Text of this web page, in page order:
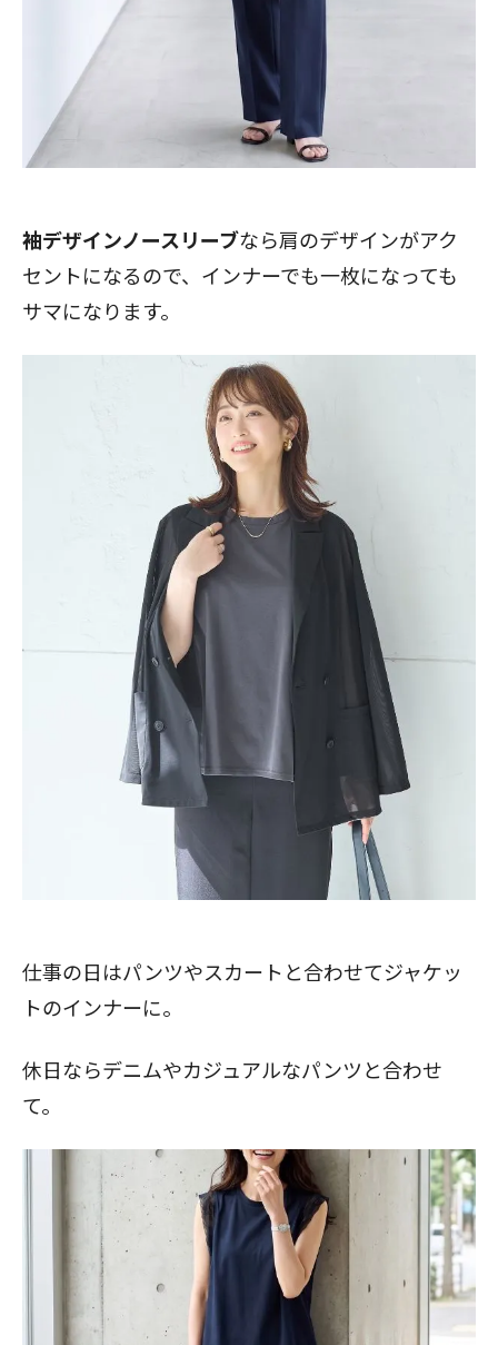
袖デザインノースリーブなら肩のデザインがアク
セントになるので、インナーでも一枚になっても
サマになります。
仕事の日はパンツやスカートと合わせてジャケッ
トのインナーに。
休日ならデニムやカジュアルなパンツと合わせ
て。